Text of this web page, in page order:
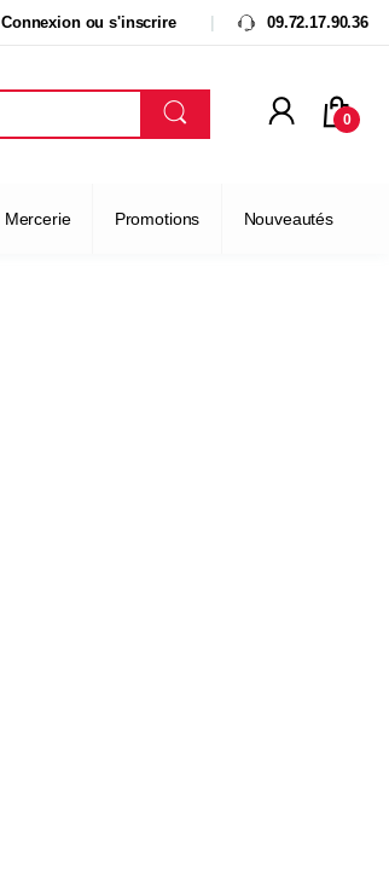
Connexion ou s'inscrire 09.72.17.90.36
0
Mercerie Promotions Nouveautés